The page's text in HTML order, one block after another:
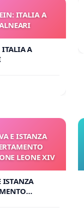
ITALIA A
ITALIA A
E ISTANZA
LEONE XIV
ISTANZA
LEONE XIV